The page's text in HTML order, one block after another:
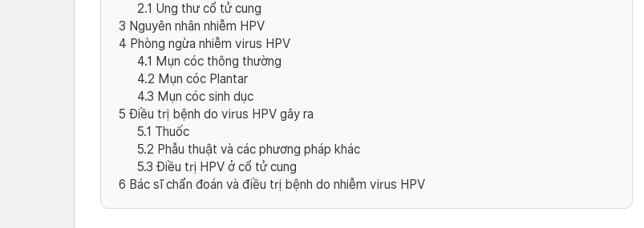
2.1 Ung thư cổ tử cung
3 Nguyên nhân nhiễm HPV
4 Phòng ngừa nhiễm virus HPV
4.1 Mụn cóc thông thường
4.2 Mụn cóc Plantar
4.3 Mụn cóc sinh dục
5 Điều trị bệnh do virus HPV gây ra
5.1 Thuốc
5.2 Phẫu thuật và các phương pháp khác
5.3 Điều trị HPV ở cổ tử cung
6 Bác sĩ chẩn đoán và điều trị bệnh do nhiễm virus HPV